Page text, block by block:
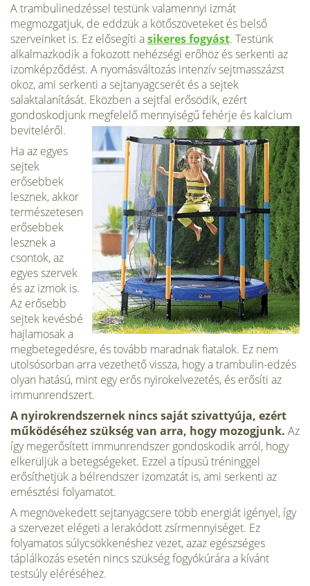
A trambulinedzéssel testünk valamennyi izmát
megmozgatjuk, de eddzük a kötőszöveteket és belső
szerveinket is. Ez elősegíti asikeres fogyást. Testünk
alkalmazkodik a fokozott nehézségi erőhöz és serkenti az
izomképződést. A nyomásváltozás intenzív sejtmasszázst
okoz, ami serkenti a sejtanyagcserét és a sejtek
salaktalanítását. Eközben a sejtfal erősödik, ezért
gondoskodjunk megfelelő mennyiségű fehérje és kalcium
beviteléről.
Ha az egyes
sejtek
erősebbek
lesznek, akkor
természetesen
erősebbek
lesznek a
csontok, az
egyes szervek
és az izmok is.
Az erősebb
sejtek kevésbé
hajlamosak a
megbetegedésre, és tovább maradnak fiatalok. Ez nem
utolsósorban arra vezethető vissza, hogy a trambulin-edzés
olyan hatású, mint egy erős nyirokelvezetés, és erősíti az
immunrendszert.
A nyirokrendszernek nincs saját szivattyúja, ezért
működéséhez szükség van arra, hogy mozogjunk. Az
így megerősített immunrendszer gondoskodik arról, hogy
elkerüljük a betegségeket. Ezzel a típusú tréninggel
erősíthetjük a bélrendszer izomzatát is, ami serkenti az
emésztési folyamatot.
A megnövekedett sejtanyagcsere több energiát igényel, így
a szervezet elégeti a lerakódott zsírmennyiséget. Ez
folyamatos súlycsökkenéshez vezet, azaz egészséges
táplálkozás esetén nincs szükség fogyókúrára a kívánt
testsúly eléréséhez.